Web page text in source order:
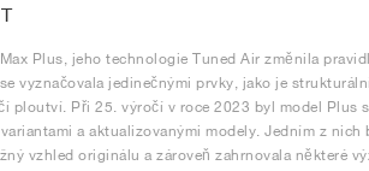
Plus, jeho technologie Tuned Air změnila
vyznačovala jedinečnými prvky, jako je
ploutví. Při 25. výročí v roce 2023 byl model
a aktualizovanými modely. Jedním z nich
vzhled originálu a zároveň zahrnovala některé